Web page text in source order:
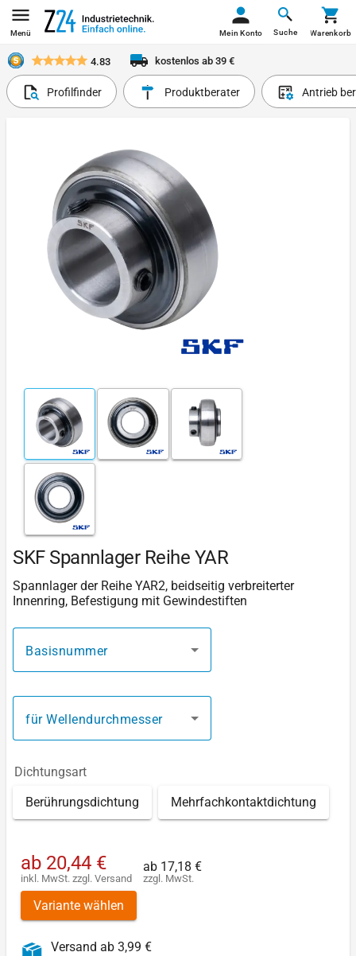
Menü Suche
Mein Konto Warenkorb
4.83 kostenlos ab 39 €
Profilfinder Produktberater Antrieb
SKF Spannlager Reihe YAR
Spannlager der Reihe YAR2, beidseitig verbreiterter
Innenring, Befestigung mit Gewindestiften
Basisnummer
für Wellendurchmesser
Dichtungsart
Berührungsdichtung Mehrfachkontaktdichtung
ab 20,44 €
inkl. MwSt. zzgl. Versand
ab 17,18 €
zzgl. MwSt.
Variante wählen
Versand ab 3,99 €